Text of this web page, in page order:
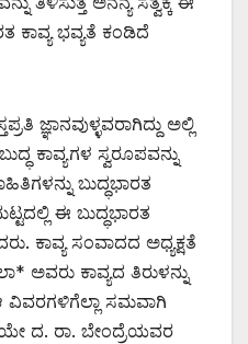
ಕಾವ್ಯ ಭವ್ಯತೆ ಕಂಡಿದೆ
ಜ್ಞಾನವುಳ್ಳವರಾಗಿದ್ದು ಅಲ್ಲಿ
ಕಾವ್ಯಗಳ ಸ್ವರೂಪವನ್ನು
ಬುದ್ಧಭಾರತ
ಈ ಬುದ್ಧಭಾರತ
ಕಾವ್ಯ ಸಂವಾದದ ಅಧ್ಯಕ್ಷತೆ
ಅವರು ಕಾವ್ಯದ ತಿರುಳನ್ನು
ವಿವರಗಳಿಗೆಲ್ಲಾ ಸಮವಾಗಿ
ದ. ರಾ‌. ಬೇಂದ್ರೆಯವರ